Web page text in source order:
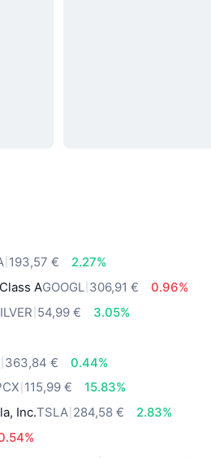
193,57 €
2.27%
AGOOGL 306,91 €
0.96%
54,99 €
3.05%
363,84 €
0.44%
115,99 €
15.83%
Inc.TSLA 284,58 €
2.83%